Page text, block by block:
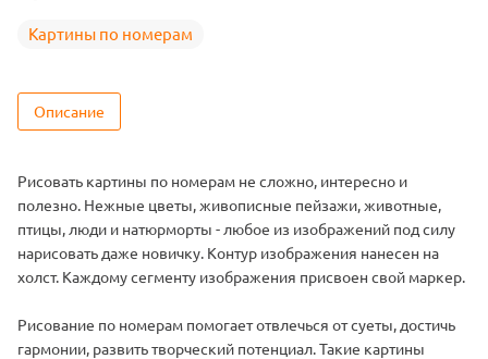
Картины по номерам
Описание
Рисовать картины по номерам не сложно, интересно и
полезно. Нежные цветы, живописные пейзажи, животные,
птицы, люди и натюрморты - любое из изображений под силу
нарисовать даже новичку. Контур изображения нанесен на
холст. Каждому сегменту изображения присвоен свой маркер.
Рисование по номерам помогает отвлечься от суеты, достичь
гармонии, развить творческий потенциал. Такие картины